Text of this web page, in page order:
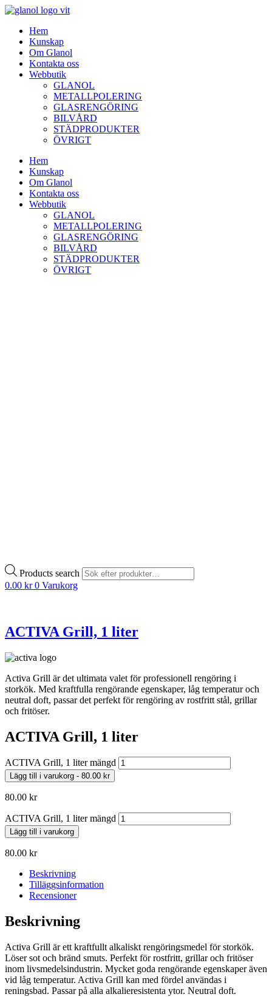
Hem
Kunskap
Om Glanol
Kontakta oss
Webbutik
GLANOL
METALLPOLERING
GLASRENGÖRING
BILVÅRD
STÄDPRODUKTER
ÖVRIGT
Hem
Kunskap
Om Glanol
Kontakta oss
Webbutik
GLANOL
METALLPOLERING
GLASRENGÖRING
BILVÅRD
STÄDPRODUKTER
ÖVRIGT
Products search
0.00 kr 0 Varukorg
ACTIVA Grill, 1 liter
Activa Grill är det ultimata valet för professionell rengöring i
storkök. Med kraftfulla rengörande egenskaper, låg temperatur och
neutral doft, passar det perfekt för rengöring av rostfritt stål, grillar
och fritöser.
ACTIVA Grill, 1 liter
ACTIVA Grill, 1 liter mängd
Lägg till i varukorg - 80.00 kr
80.00 kr
ACTIVA Grill, 1 liter mängd
Lägg till i varukorg
80.00 kr
Beskrivning
Tilläggsinformation
Recensioner
Beskrivning
Activa Grill är ett kraftfullt alkaliskt rengöringsmedel för storkök.
Löser sot och bränd smuts. Perfekt för rostfritt, grillar och fritöser
inom livsmedelsindustrin. Mycket goda rengörande egenskaper även
vid låg temperatur. Activa Grill kan med fördel användas i
reningsbad. Passar på alla alkalieresistenta ytor. Neutral doft.